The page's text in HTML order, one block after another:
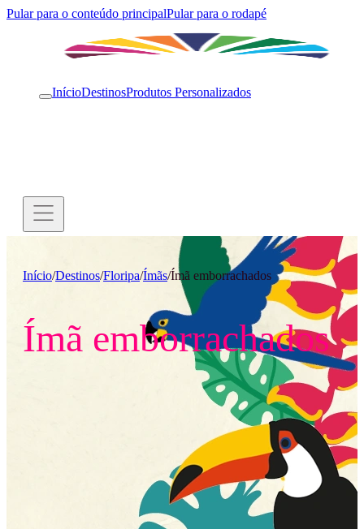
Pular para o conteúdo principalPular para o rodapé
InícioDestinosProdutos Personalizados
Início/Destinos/Floripa/Ímãs/Ímã emborrachados
Ímã emborrachados